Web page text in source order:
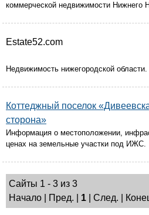
коммерческой недвижимости Нижнего
Estate52.com
Недвижимость нижегородской области.
Коттеджный поселок
сторона»
Информация о местоположении,
ценах на земельные участки под ИЖС.
Сайты 1 - 3 из 3
Начало | Пред. | 1 | След. |